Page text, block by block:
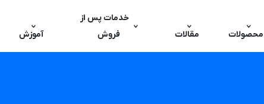
محصولات مقالات
خدمات پس از
فروش
آموزش